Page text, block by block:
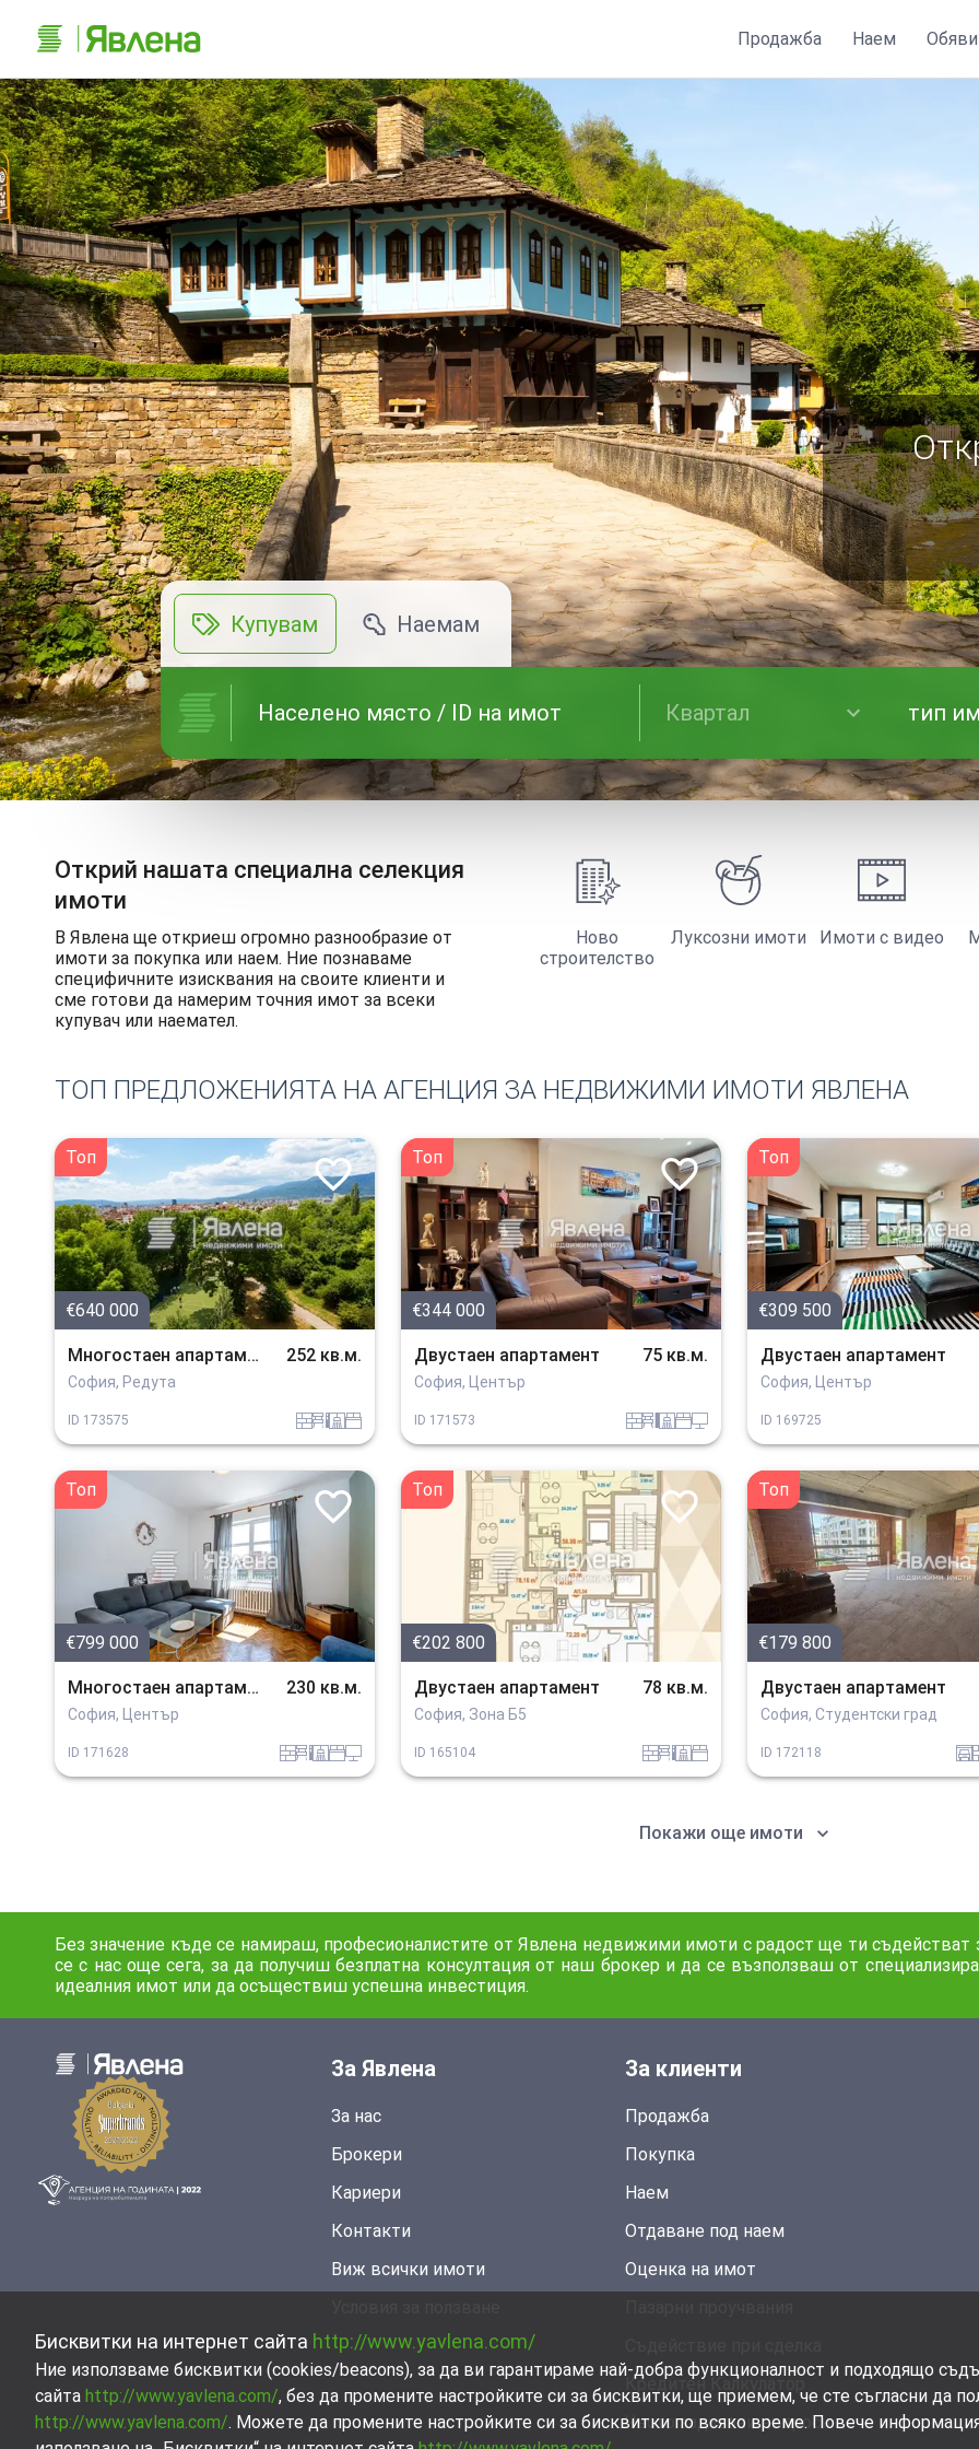
Продажба Наем
Купувам Наемам
Квартал тип
Открий нашата специална селекция
имоти
В Явлена ще откриеш огромно разнообразие от
имоти за покупка или наем. Ние познаваме
специфичните изисквания на своите клиенти и
сме готови да намерим точния имот за всеки
купувач или наемател.
Ново
строителство
Луксозни имоти Имоти с видео
ТОП ПРЕДЛОЖЕНИЯТА НА АГЕНЦИЯ ЗА НЕДВИЖИМИ ИМОТИ ЯВЛЕНА
Топ
€640 000
Многостаен апартамент 252 кв.м.
София, Редута
ID 173575 tuhlaobzavejdne_2 sanitarno_pomeshtenie spalnia
Топ
€344 000
Двустаен апартамент 75 кв.м.
София, Център
ID 171573 tuhlaobzavejdne_4 sanitarno_pomeshtenie spalniatehnika
Топ
€309 500
Двустаен апартамент
София, Център
ID 169725
Топ
€799 000
Многостаен апартамент 230 кв.м.
София, Център
ID 171628 tuhlaobzavejdne_2 sanitarno_pomeshtenie spalniatehnika
Топ
€202 800
Двустаен апартамент 78 кв.м.
София, Зона Б5
ID 165104 tuhlaobzavejdne_2 sanitarno_pomeshtenie spalnia
Топ
€179 800
Двустаен апартамент
София, Студентски град
ID 172118 garaj
Покажи още имоти
Без значение къде се намираш, професионалистите от Явлена недвижими имоти с радост ще ти
се с нас още сега, за да получиш безплатна консултация от наш брокер и да се възползваш от
идеалния имот или да осъществиш успешна инвестиция.
Бисквитки на интернет сайта http://www.yavlena.com/
Ние използваме бисквитки (cookies/beacons), за да ви гарантираме най-добра функционалност и подходящо
сайта http://www.yavlena.com/, без да промените настройките си за бисквитки, ще приемем, че сте съгласни да
http://www.yavlena.com/. Можете да промените настройките си за бисквитки по всяко време. Повече
За Явлена
За нас
Брокери
Кариери
Контакти
Виж всички имоти
За клиенти
Продажба
Покупка
Наем
Отдаване под наем
Оценка на имот
Кредитен Калкулатор
Често задавани въпроси